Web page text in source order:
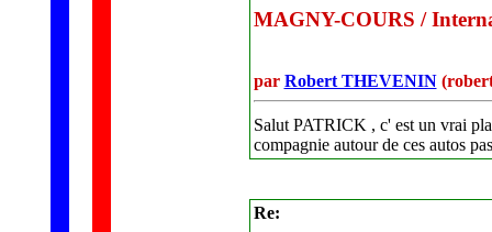
MAGNY-COURS /
par Robert THEVENIN
Salut PATRICK , c' est un vrai
compagnie autour de ces autos
Re: